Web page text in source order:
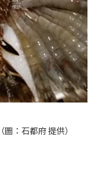
：石都府 提供）